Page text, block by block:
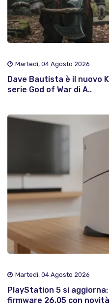
Martedì, 04 Agosto 2026
Dave Bautista è il nuovo
serie God of War di A..
Martedì, 04 Agosto 2026
PlayStation 5 si
firmware 26.05 con